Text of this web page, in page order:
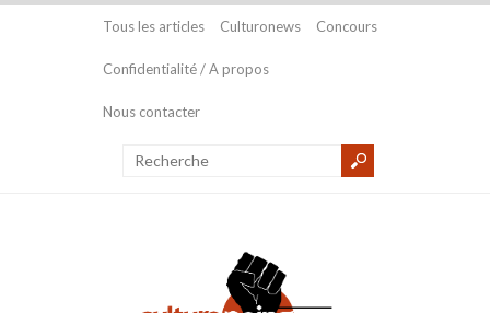
Tous les articles Culturonews Concours
Confidentialité / A propos
Nous contacter